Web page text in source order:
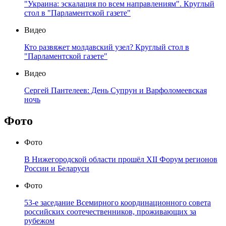
"Украина: эскалация по всем направлениям". Круглый
стол в "Парламентской газете"
Видео
Кто развяжет молдавский узел? Круглый стол в
"Парламентской газете"
Видео
Сергей Пантелеев: День Супрун и Варфоломеевская
ночь
Фото
Фото
В Нижегородской области прошёл XII Форум регионов
России и Беларуси
Фото
53-е заседание Всемирного координационного совета
российских соотечественников, проживающих за
рубежом